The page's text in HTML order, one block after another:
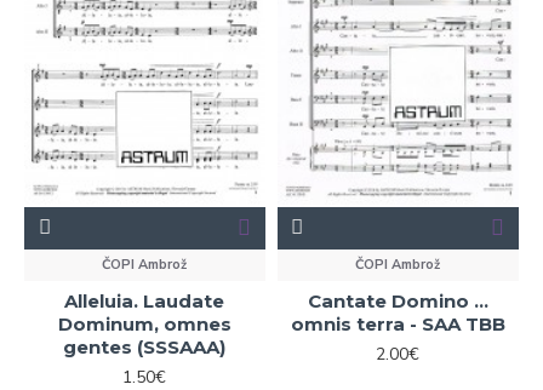
ČOPI Ambrož
Alleluia. Laudate
Dominum, omnes
gentes (SSSAAA)
1.50€
ČOPI Ambrož
Cantate Domino ...
omnis terra - SAA TBB
2.00€